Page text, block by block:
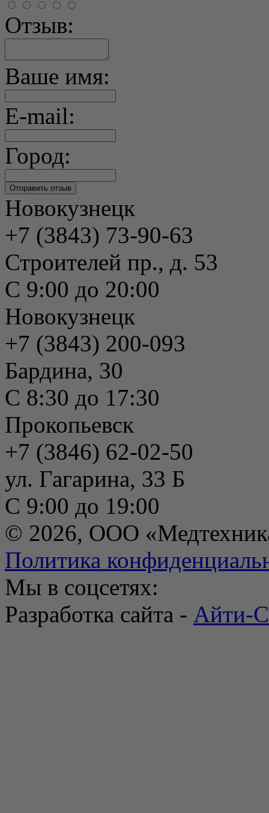
Отзыв:
Ваше имя:
E-mail:
Город:
Новокузнецк
+7 (3843) 73-90-63
Строителей пр., д. 53
С 9:00 до 20:00
Новокузнецк
+7 (3843) 200-093
Бардина, 30
С 8:30 до 17:30
Прокопьевск
+7 (3846) 62-02-50
ул. Гагарина, 33 Б
С 9:00 до 19:00
© 2026, ООО
Политика
Мы в соцсетях:
Разработка сайта - Айти-